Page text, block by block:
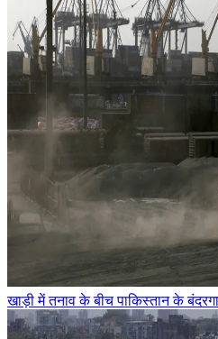
खाड़ी में तनाव के बीच पाकिस्तान के